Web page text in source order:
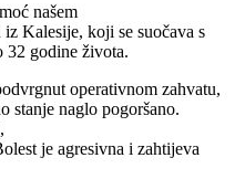
našem
iz Kalesije, koji se suočava s
32 godine života.
operativnom zahvatu,
stanje naglo pogoršano.
je agresivna i zahtijeva